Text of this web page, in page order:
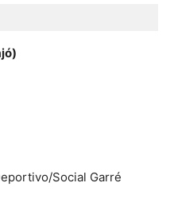
Social Garré